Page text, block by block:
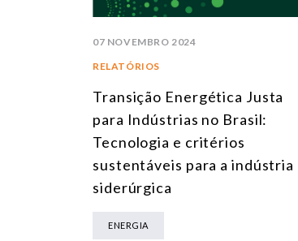
07 NOVEMBRO 2024
RELATÓRIOS
Transição Energética Justa
para Indústrias no Brasil:
Tecnologia e critérios
sustentáveis para a indústria
siderúrgica
ENERGIA